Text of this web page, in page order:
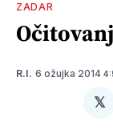
ZADAR
R.I. 6 ožujka 2014
𝕏